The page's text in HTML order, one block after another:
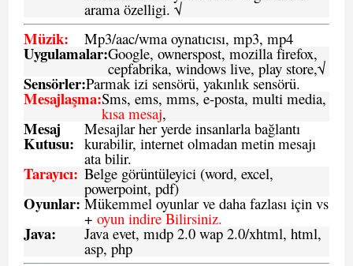
arama özelligi. √
Müzik: Mp3/aac/wma oynatıcısı, mp3, mp4
Uygulamalar:Google, ownerspost, mozilla firefox,
cepfabrika, windows live, play store,√
Sensörler:Parmak izi sensörü, yakınlık sensörü.
Mesajlaşma:Sms, ems, mms, e-posta, multi media,
kısa mesaj,
Mesaj
Kutusu:
Mesajlar her yerde insanlarla bağlantı
kurabilir, internet olmadan metin mesajı
ata bilir.
Tarayıcı: Belge görüntüleyici (word, excel,
powerpoint, pdf)
Oyunlar: Mükemmel oyunlar ve daha fazlası için vs
+ oyun indire Bilirsiniz.
Java: Java evet, mıdp 2.0 wap 2.0/xhtml, html,
asp, php